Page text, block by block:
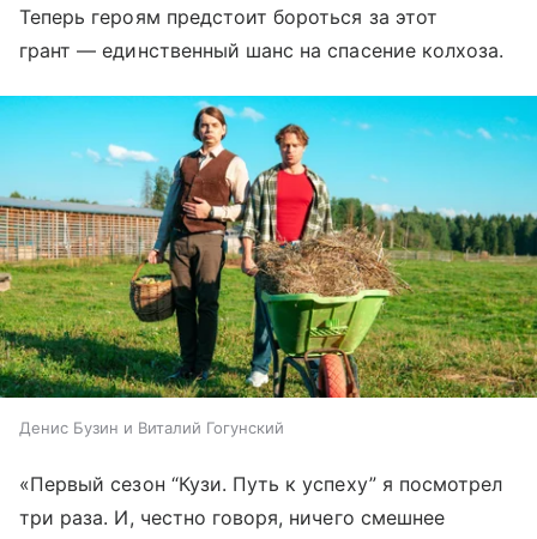
Теперь героям предстоит бороться за этот
грант — единственный шанс на спасение колхоза.
Денис Бузин и Виталий Гогунский
«Первый сезон “Кузи. Путь к успеху” я посмотрел
три раза. И, честно говоря, ничего смешнее